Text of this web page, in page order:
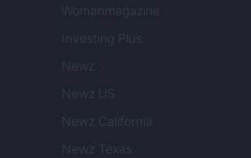
Womanmagazine
Investing Plus
Newz
Newz US
Newz California
Newz Texas